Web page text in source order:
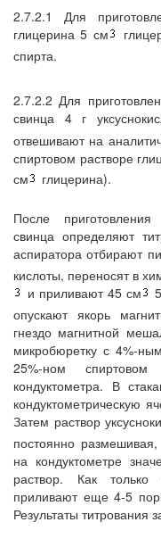
2.7.2.1 Для
глицерина 5 см
спирта.
2.7.2.2 Для
свинца 4 г
отвешивают на
спиртовом растворе
см
глицерина).
После приготовления
свинца определяют
аспиратора отбирают
кислоты, переносят в
и приливают 45 см
опускают якорь
гнездо магнитной
микробюретку с 4%-
25%-ном
кондуктометра. В
кондуктометрическую
Затем раствор
постоянно
на кондуктометре
раствор. Как только
приливают еще 4-5
Результаты титрования